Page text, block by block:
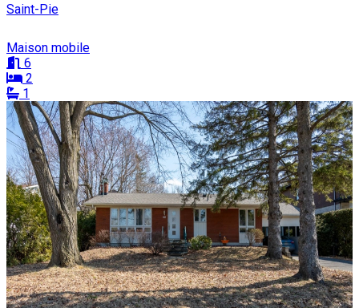
Saint-Pie
Maison mobile
6
2
1